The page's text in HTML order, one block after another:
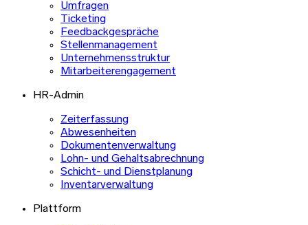
Umfragen
Ticketing
Feedbackgespräche
Stellenmanagement
Unternehmensstruktur
Mitarbeiterengagement
HR-Admin
Zeiterfassung
Abwesenheiten
Dokumentenverwaltung
Lohn- und Gehaltsabrechnung
Schicht- und Dienstplanung
Inventarverwaltung
Plattform